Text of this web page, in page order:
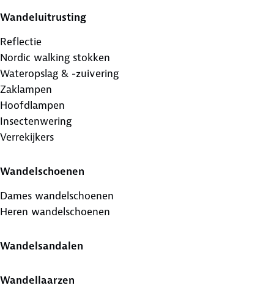
Wandeluitrusting
Reflectie
Nordic walking stokken
Wateropslag & -zuivering
Zaklampen
Hoofdlampen
Insectenwering
Verrekijkers
Wandelschoenen
Dames wandelschoenen
Heren wandelschoenen
Wandelsandalen
Wandellaarzen